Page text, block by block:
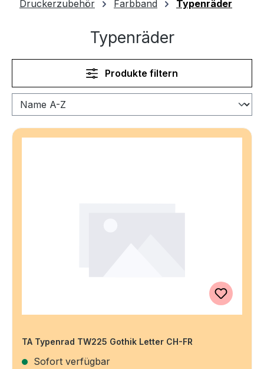
Druckerzubehör Farbband Typenräder
Typenräder
Produkte filtern
TA Typenrad TW225 Gothik Letter CH-FR
Sofort verfügbar